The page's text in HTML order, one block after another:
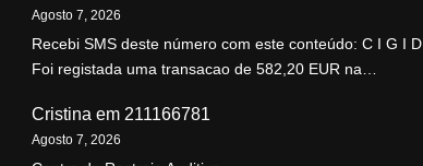
Agosto 7, 2026
Recebi SMS deste número com este conteúdo: C I G I D
Foi registada uma transacao de 582,20 EUR na…
Cristina em 211166781
Agosto 7, 2026